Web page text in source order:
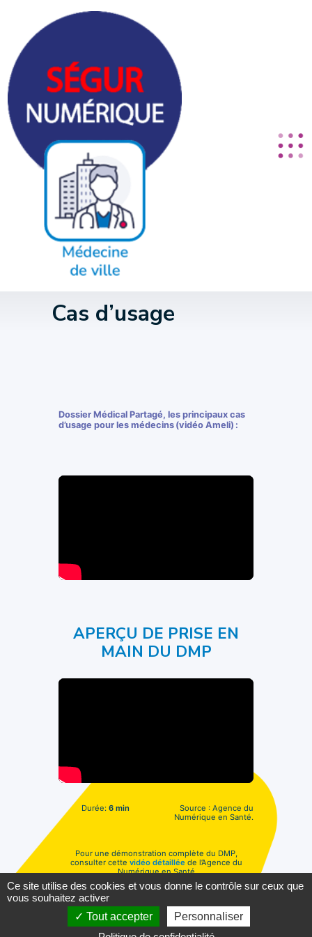
Cas d’usage
Dossier Médical Partagé, les principaux cas
d’usage pour les médecins (vidéo Ameli) :
APERÇU DE PRISE EN
MAIN DU DMP
Durée: 6 min Source : Agence du
Numérique en Santé.
Pour une démonstration complète du DMP,
consulter cette vidéo détaillée de l’Agence du
Numérique en Santé
d’une durée de 40 minutes.
2022©SESAN
Ce site utilise des cookies et vous donne le contrôle sur ceux que
vous souhaitez activer
Tout accepter
Personnaliser